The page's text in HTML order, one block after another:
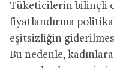
Tüketicilerin bilinçli
fiyatlandırma
eşitsizliğin
Bu nedenle,